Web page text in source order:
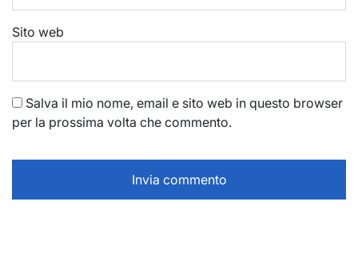
Sito web
Salva il mio nome, email e sito web in questo browser
per la prossima volta che commento.